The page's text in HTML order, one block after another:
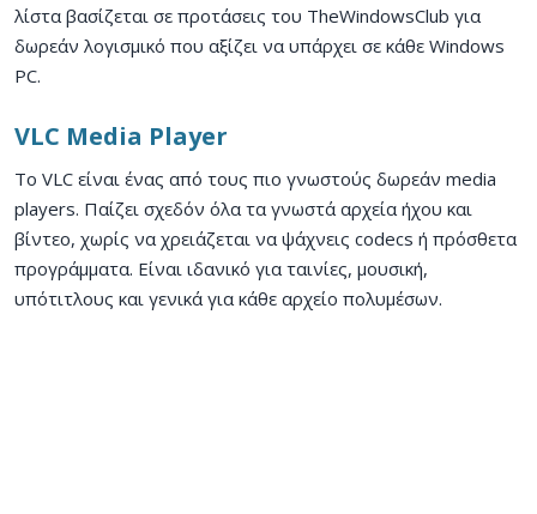
λίστα βασίζεται σε προτάσεις του TheWindowsClub για
δωρεάν λογισμικό που αξίζει να υπάρχει σε κάθε Windows
PC.
VLC Media Player
Το VLC είναι ένας από τους πιο γνωστούς δωρεάν media
players. Παίζει σχεδόν όλα τα γνωστά αρχεία ήχου και
βίντεο, χωρίς να χρειάζεται να ψάχνεις codecs ή πρόσθετα
προγράμματα. Είναι ιδανικό για ταινίες, μουσική,
υπότιτλους και γενικά για κάθε αρχείο πολυμέσων.